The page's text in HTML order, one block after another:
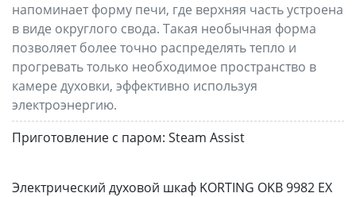
напоминает форму печи, где верхняя часть устроена
в виде округлого свода. Такая необычная форма
позволяет более точно распределять тепло и
прогревать только необходимое пространство в
камере духовки, эффективно используя
электроэнергию.
Приготовление с паром: Steam Assist
Электрический духовой шкаф KORTING OKB 9982 EX